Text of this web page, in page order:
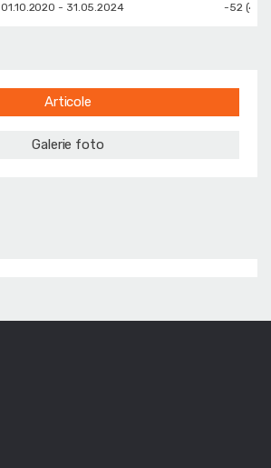
01.10.2020 - 31.05.2024 -52 (47
Articole
Galerie foto